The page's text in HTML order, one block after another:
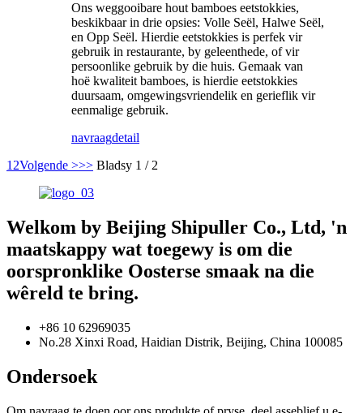
Ons weggooibare hout bamboes eetstokkies,
beskikbaar in drie opsies: Volle Seël, Halwe Seël,
en Opp Seël. Hierdie eetstokkies is perfek vir
gebruik in restaurante, by geleenthede, of vir
persoonlike gebruik by die huis. Gemaak van
hoë kwaliteit bamboes, is hierdie eetstokkies
duursaam, omgewingsvriendelik en gerieflik vir
eenmalige gebruik.
navraagdetail
1 2Volgende >>> Bladsy 1 / 2
Welkom by Beijing Shipuller Co., Ltd, 'n
maatskappy wat toegewy is om die
oorspronklike Oosterse smaak na die
wêreld te bring.
+86 10 62969035
No.28 Xinxi Road, Haidian Distrik, Beijing, China 100085
Ondersoek